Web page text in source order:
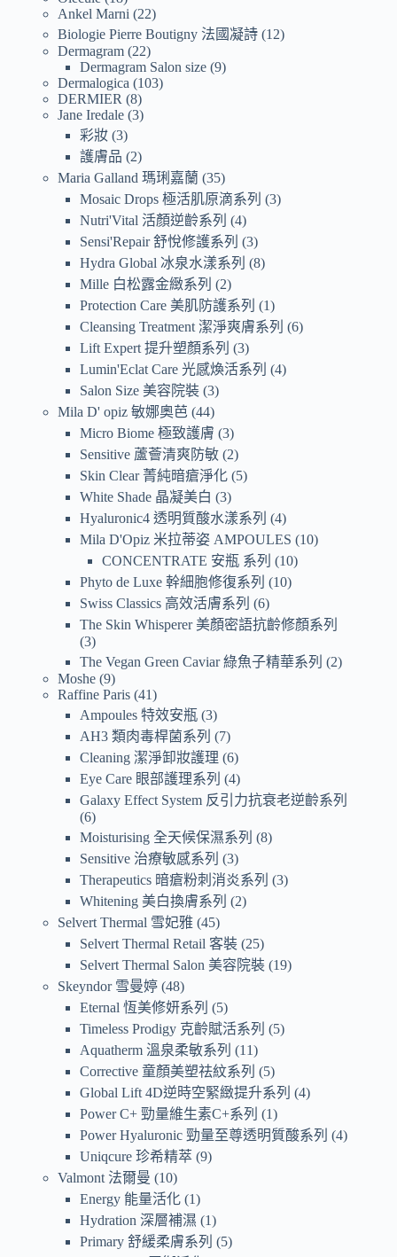
Ankel Marni
22
Biologie Pierre Boutigny 法國凝詩 12
Dermagram 22
Dermagram Salon size 9
Dermalogica
103
DERMIER
8
Jane Iredale 3
彩妝 3
護膚品
2
Maria Galland 瑪琍嘉蘭 35
Mosaic Drops 極活肌原滴系列
3
Nutri'Vital 活顏逆齡系列
4
Sensi'Repair 舒悅修護系列
3
Hydra Global 冰泉水漾系列
8
Mille 白松露金緻系列
2
Protection Care 美肌防護系列
1
Cleansing Treatment 潔淨爽膚系列
6
Lift Expert 提升塑顏系列
3
Lumin'Eclat Care 光感煥活系列
4
Salon Size 美容院裝 3
Mila D' opiz 敏娜奧芭 44
Micro Biome 極致護膚 3
Sensitive 蘆薈清爽防敏 2
Skin Clear 菁純暗瘡淨化 5
White Shade 晶凝美白
3
Hyaluronic4 透明質酸水漾系列
4
Mila D'Opiz 米拉蒂姿 AMPOULES
10
CONCENTRATE 安瓶 系列
10
Phyto de Luxe 幹細胞修復系列
10
Swiss Classics 高效活膚系列
6
The Skin Whisperer 美顏密語抗齡修顏系列
3
The Vegan Green Caviar 綠魚子精華系列
2
Moshe 9
Raffine Paris 41
Ampoules 特效安瓶 3
AH3 類肉毒桿菌系列
7
Cleaning 潔淨卸妝護理 6
Eye Care 眼部護理系列
4
Galaxy Effect System 反引力抗衰老逆齡系列
6
Moisturising 全天候保濕系列
8
Sensitive 治療敏感系列
3
Therapeutics 暗瘡粉刺消炎系列
3
Whitening 美白換膚系列
2
Selvert Thermal 雪妃雅 45
Selvert Thermal Retail 客裝 25
Selvert Thermal Salon 美容院裝 19
Skeyndor 雪曼婷 48
Eternal 恆美修妍系列
5
Timeless Prodigy 克齡賦活系列
5
Aquatherm 溫泉柔敏系列
11
Corrective 童顏美塑祛紋系列
5
Global Lift 4D逆時空緊緻提升系列
4
Power C+ 勁量維生素C+系列
1
Power Hyaluronic 勁量至尊透明質酸系列
4
Uniqcure 珍希精萃 9
Valmont 法爾曼
10
Energy 能量活化 1
Hydration 深層補濕
1
Primary 舒緩柔膚系列
5